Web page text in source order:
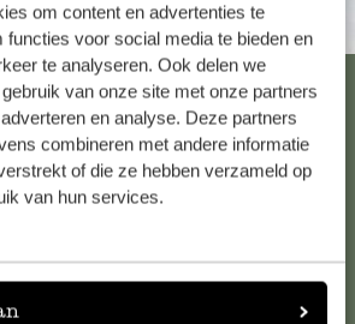
om content en advertenties te
functies voor social media te bieden en
te analyseren. Ook delen we
van onze site met onze partners
en analyse. Deze partners
combineren met andere informatie
of die ze hebben verzameld op
van hun services.
à proximité
service clientèle. Ou retrouvez ici
les plus fréquemment posées